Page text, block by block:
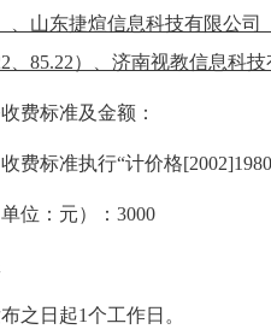
、山东捷煊信息科技有限公
、85.22）、济南视教信息科
费标准及金额：
收费标准执行“计价格
位：元）： 3000
之日起1个工作日。